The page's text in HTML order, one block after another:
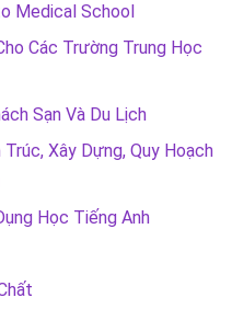
Medical School
Các Trường Trung Học
Sạn Và Du Lịch
Xây Dựng, Quy Hoạch
Học Tiếng Anh